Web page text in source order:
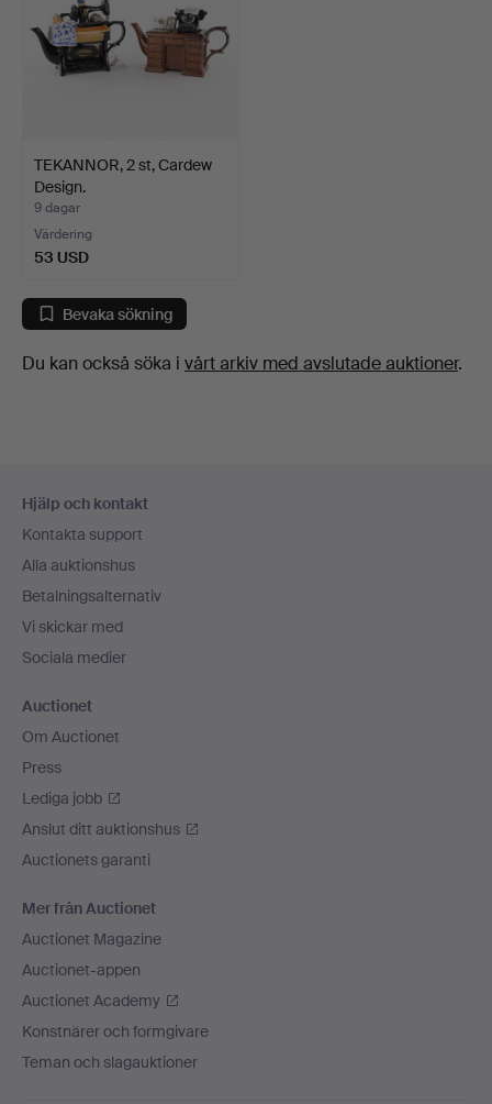
TEKANNOR, 2 st, Cardew
Design.
9 dagar
Värdering
53 USD
Bevaka sökning
Du kan också söka i vårt arkiv med avslutade auktioner.
Hjälp och kontakt
Kontakta support
Alla auktionshus
Betalningsalternativ
Vi skickar med
Sociala medier
Auctionet
Om Auctionet
Press
Lediga jobb
Anslut ditt auktionshus
Auctionets garanti
Mer från Auctionet
Auctionet Magazine
Auctionet-appen
Auctionet Academy
Konstnärer och formgivare
Teman och slagauktioner